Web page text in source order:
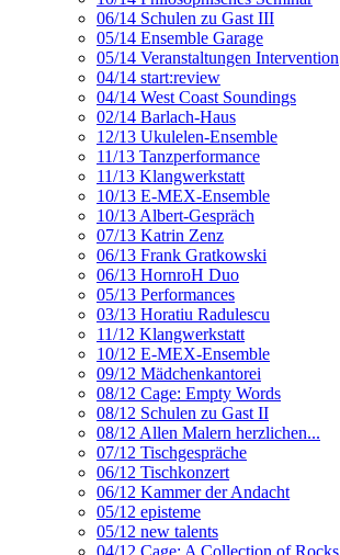
06/14 Schulen zu Gast III
05/14 Ensemble Garage
05/14 Veranstaltungen Intervention
04/14 start:review
04/14 West Coast Soundings
02/14 Barlach-Haus
12/13 Ukulelen-Ensemble
11/13 Tanzperformance
11/13 Klangwerkstatt
10/13 E-MEX-Ensemble
10/13 Albert-Gespräch
07/13 Katrin Zenz
06/13 Frank Gratkowski
06/13 HornroH Duo
05/13 Performances
03/13 Horatiu Radulescu
11/12 Klangwerkstatt
10/12 E-MEX-Ensemble
09/12 Mädchenkantorei
08/12 Cage: Empty Words
08/12 Schulen zu Gast II
08/12 Allen Malern herzlichen...
07/12 Tischgespräche
06/12 Tischkonzert
06/12 Kammer der Andacht
05/12 episteme
05/12 new talents
04/12 Cage: A Collection of Rocks